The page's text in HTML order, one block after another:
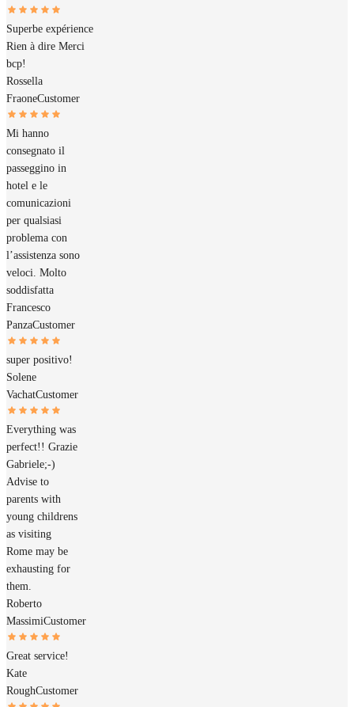
Superbe expérience
Rien à dire Merci
bcp!
Rossella
FraoneCustomer
Mi hanno
consegnato il
passeggino in
hotel e le
comunicazioni
per qualsiasi
problema con
l’assistenza sono
veloci. Molto
soddisfatta
Francesco
PanzaCustomer
super positivo!
Solene
VachatCustomer
Everything was
perfect!! Grazie
Gabriele;-)
Advise to
parents with
young childrens
as visiting
Rome may be
exhausting for
them.
Roberto
MassimiCustomer
Great service!
Kate
RoughCustomer